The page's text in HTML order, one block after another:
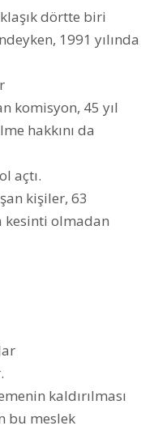
dörtte biri
1991 yılında
komisyon, 45 yıl
hakkını da
açtı.
kişiler, 63
kesinti olmadan
kaldırılması
bu meslek